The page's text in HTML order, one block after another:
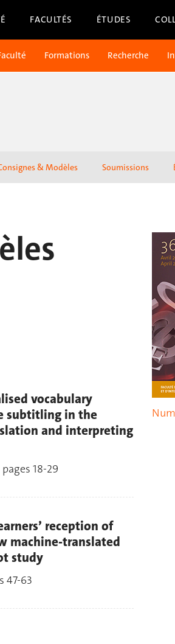
FACULTÉS ÉTUDES
Formations Recherche
& Modèles Soumissions
vocabulary
subtitling in the
and interpreting
18-29
reception of
machine-translated
study
47-63